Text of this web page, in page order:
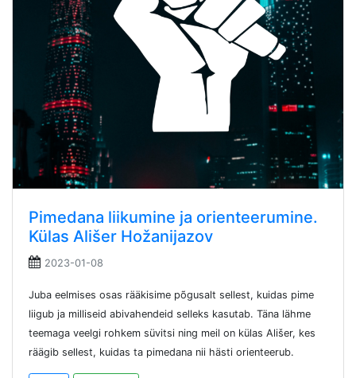
Pimedana liikumine ja orienteerumine.
Külas Ališer Hožanijazov
2023-01-08
Juba eelmises osas rääkisime põgusalt sellest, kuidas pime
liigub ja milliseid abivahendeid selleks kasutab. Täna lähme
teemaga veelgi rohkem süvitsi ning meil on külas Ališer, kes
räägib sellest, kuidas ta pimedana nii hästi orienteerub.